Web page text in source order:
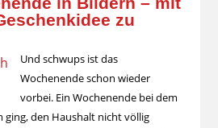
zu
Und schwups ist das
Wochenende schon wieder
vorbei. Ein Wochenende bei dem
ging, den Haushalt nicht völlig